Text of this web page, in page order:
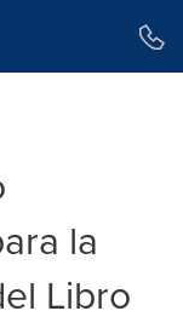
la
Libro